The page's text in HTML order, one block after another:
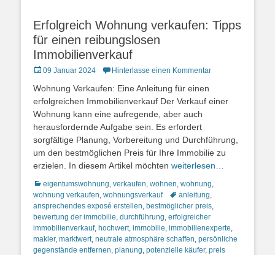
Erfolgreich Wohnung verkaufen: Tipps
für einen reibungslosen
Immobilienverkauf
Posted
09 Januar 2024 Hinterlasse einen Kommentar
Wohnung Verkaufen: Eine Anleitung für einen
erfolgreichen Immobilienverkauf Der Verkauf einer
Wohnung kann eine aufregende, aber auch
herausfordernde Aufgabe sein. Es erfordert
sorgfältige Planung, Vorbereitung und Durchführung,
um den bestmöglichen Preis für Ihre Immobilie zu
erzielen. In diesem Artikel möchten weiterlesen…
Kategorien
eigentumswohnung, verkaufen, wohnen, wohnung,
wohnung verkaufen, wohnungsverkauf Schlagworte
anleitung,
ansprechendes exposé erstellen, bestmöglicher preis,
bewertung der immobilie, durchführung, erfolgreicher
immobilienverkauf, hochwert, immobilie, immobilienexperte,
makler, marktwert, neutrale atmosphäre schaffen, persönliche
gegenstände entfernen, planung, potenzielle käufer, preis